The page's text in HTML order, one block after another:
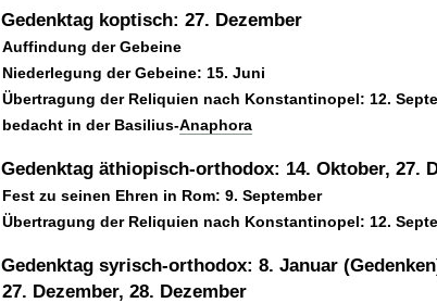
Gedenktag koptisch: 27. Dezember
Auffindung der Gebeine
Niederlegung der Gebeine: 15. Juni
Übertragung der Reliquien nach Konstantinopel: 12.
bedacht in der Basilius-Anaphora
Gedenktag äthiopisch-orthodox: 14. Oktober, 27.
Fest zu seinen Ehren in Rom: 9. September
Übertragung der Reliquien nach Konstantinopel: 12.
Gedenktag syrisch-orthodox: 8. Januar
27. Dezember, 28. Dezember